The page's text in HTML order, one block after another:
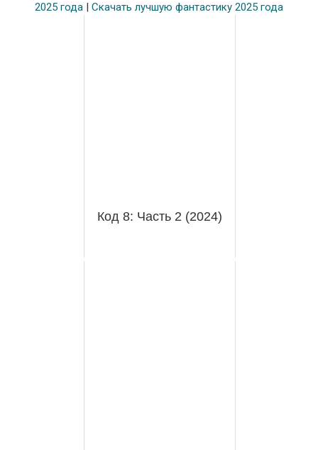
2025 года
Скачать лучшую фантастику 2025 года
Код 8: Часть 2 (2024)